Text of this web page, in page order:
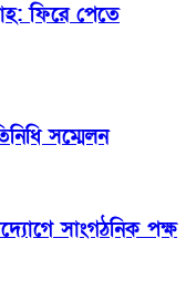
ফিরে পেতে
সম্মেলন
সাংগঠনিক পক্ষ